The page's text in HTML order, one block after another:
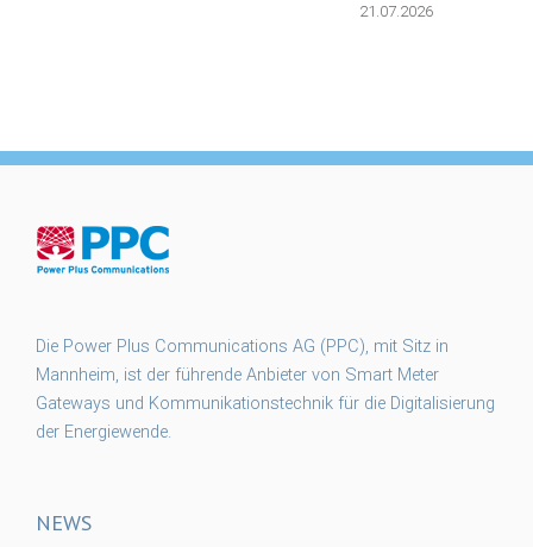
21.07.2026
Die Power Plus Communications AG (PPC), mit Sitz in
Mannheim, ist der führende Anbieter von Smart Meter
Gateways und Kommunikationstechnik für die Digitalisierung
der Energiewende.
NEWS